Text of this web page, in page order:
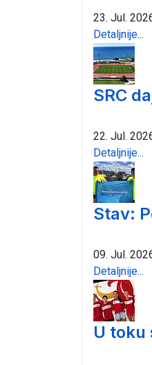
23. Jul.
Detaljnije...
SRC
22. Jul.
Detaljnije...
Stav:
09. Jul.
Detaljnije...
U toku